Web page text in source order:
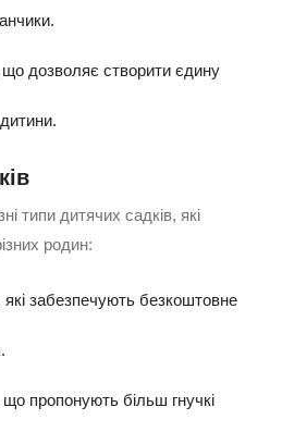
дозволяє створити єдину
типи дитячих садків, які
родин:
які забезпечують безкоштовне
що пропонують більш гнучкі